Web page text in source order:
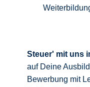
Steuer' mit uns
auf Deine
Bewerbung mit